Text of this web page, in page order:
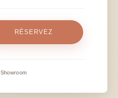
RÉSERVEZ
Showroom